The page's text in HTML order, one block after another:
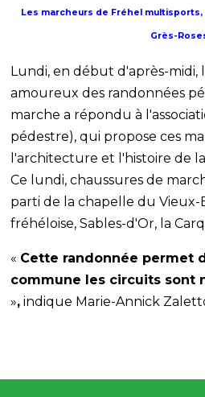
Les marcheurs de Fréhel
Grès-
Lundi, en début d'après-
amoureux des randonnées
marche a répondu à
pédestre), qui propose ces
l'architecture et l'histoire de
Ce lundi, chaussures de
parti de la chapelle du
fréhéloise, Sables-d'Or, la
« Cette randonnée permet
commune les circuits sont
», indique Marie-Annick